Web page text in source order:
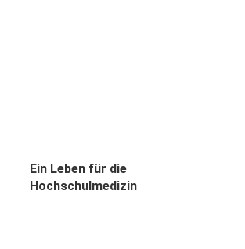
Ein Leben für die
Hochschulmedizin